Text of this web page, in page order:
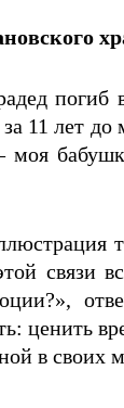
11 лет
связи
ценить
в своих